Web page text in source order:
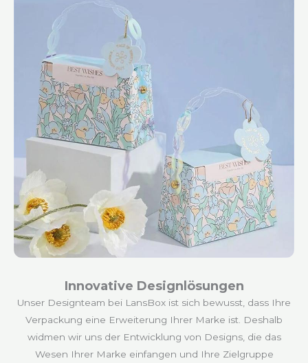
Innovative Designlösungen
Unser Designteam bei LansBox ist sich bewusst, dass Ihre
Verpackung eine Erweiterung Ihrer Marke ist. Deshalb
widmen wir uns der Entwicklung von Designs, die das
Wesen Ihrer Marke einfangen und Ihre Zielgruppe